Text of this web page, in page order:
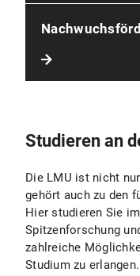
Studieren an
Die LMU ist nicht
gehört auch zu den
Hier studieren Sie
Spitzenforschung
zahlreiche
Studium zu erlangen.